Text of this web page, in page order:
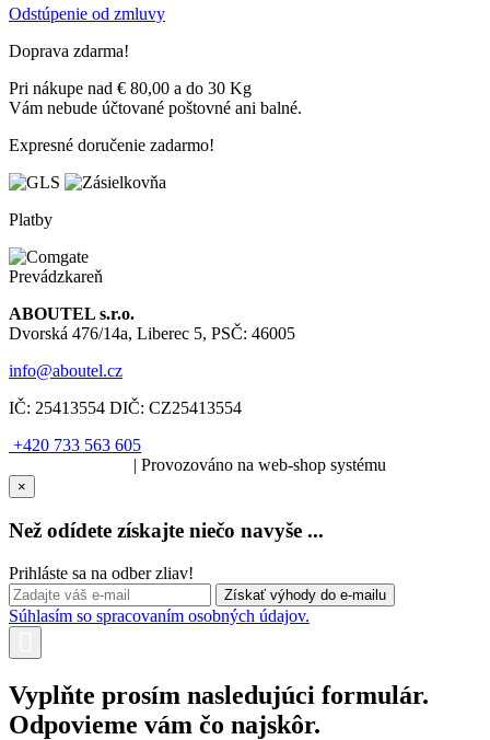
Odstúpenie od zmluvy
Doprava zdarma!
Pri nákupe nad € 80,00 a do 30 Kg
Vám nebude účtované poštovné ani balné.
Expresné doručenie zadarmo!
Platby
Prevádzkareň
ABOUTEL s.r.o.
Dvorská 476/14a, Liberec 5, PSČ: 46005
info@aboutel.cz
IČ: 25413554 DIČ: CZ25413554
+420 733 563 605
| Provozováno na web-shop systému
×
Než odídete získajte niečo navyše ...
Prihláste sa na odber zliav!
Súhlasím so spracovaním osobných údajov.
Vyplňte prosím nasledujúci formulár.
Odpovieme vám čo najskôr.